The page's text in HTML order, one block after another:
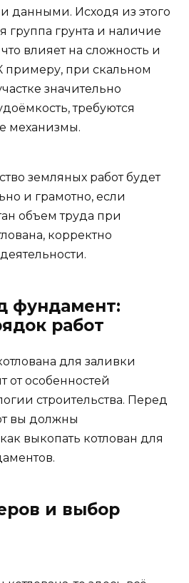
данными. Исходя из этого
группа грунта и наличие
влияет на сложность и
примеру, при скальном
значительно
требуются
механизмы.
земляных работ будет
и грамотно, если
объем труда при
корректно
фундамент:
работ
для заливки
от особенностей
строительства. Перед
вы должны
выкопать котлован для
и выбор